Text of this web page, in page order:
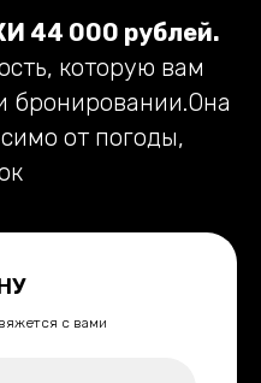
44 000 рублей.
которую вам
бронировании.Она
от погоды,
с вами